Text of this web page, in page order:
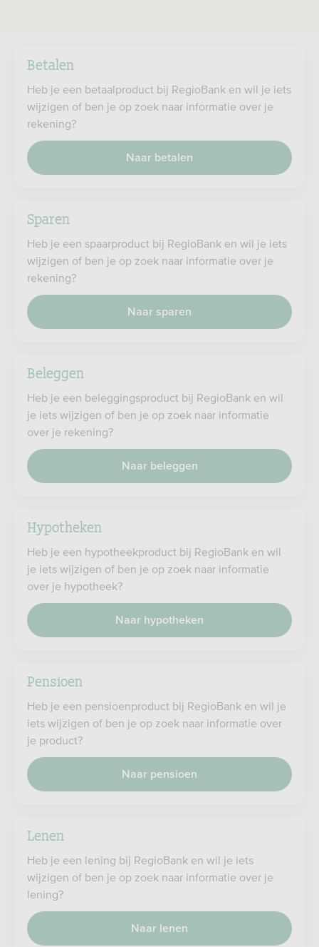
Betalen
Heb je een betaalproduct bij RegioBank en wil je iets
wijzigen of ben je op zoek naar informatie over je
rekening?
Naar betalen
Sparen
Heb je een spaarproduct bij RegioBank en wil je iets
wijzigen of ben je op zoek naar informatie over je
rekening?
Naar sparen
Beleggen
Heb je een beleggingsproduct bij RegioBank en wil
je iets wijzigen of ben je op zoek naar informatie
over je rekening?
Naar beleggen
Hypotheken
Heb je een hypotheekproduct bij RegioBank en wil
je iets wijzigen of ben je op zoek naar informatie
over je hypotheek?
Naar hypotheken
Pensioen
Heb je een pensioenproduct bij RegioBank en wil je
iets wijzigen of ben je op zoek naar informatie over
je product?
Naar pensioen
Lenen
Heb je een lening bij RegioBank en wil je iets
wijzigen of ben je op zoek naar informatie over je
lening?
Naar lenen